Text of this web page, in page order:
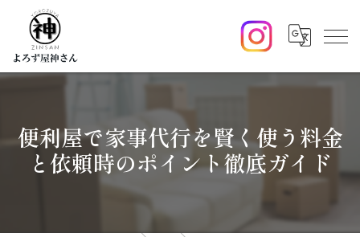
便利屋で家事代行を賢く使う料金
と依頼時のポイント徹底ガイド